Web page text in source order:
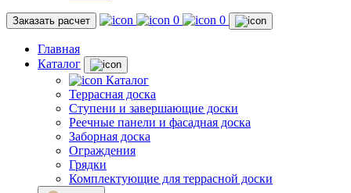
Заказать расчет 0 0
Главная
Каталог
Каталог
Террасная доска
Ступени и завершающие доски
Реечные панели и фасадная доска
Заборная доска
Ограждения
Грядки
Комплектующие для террасной доски